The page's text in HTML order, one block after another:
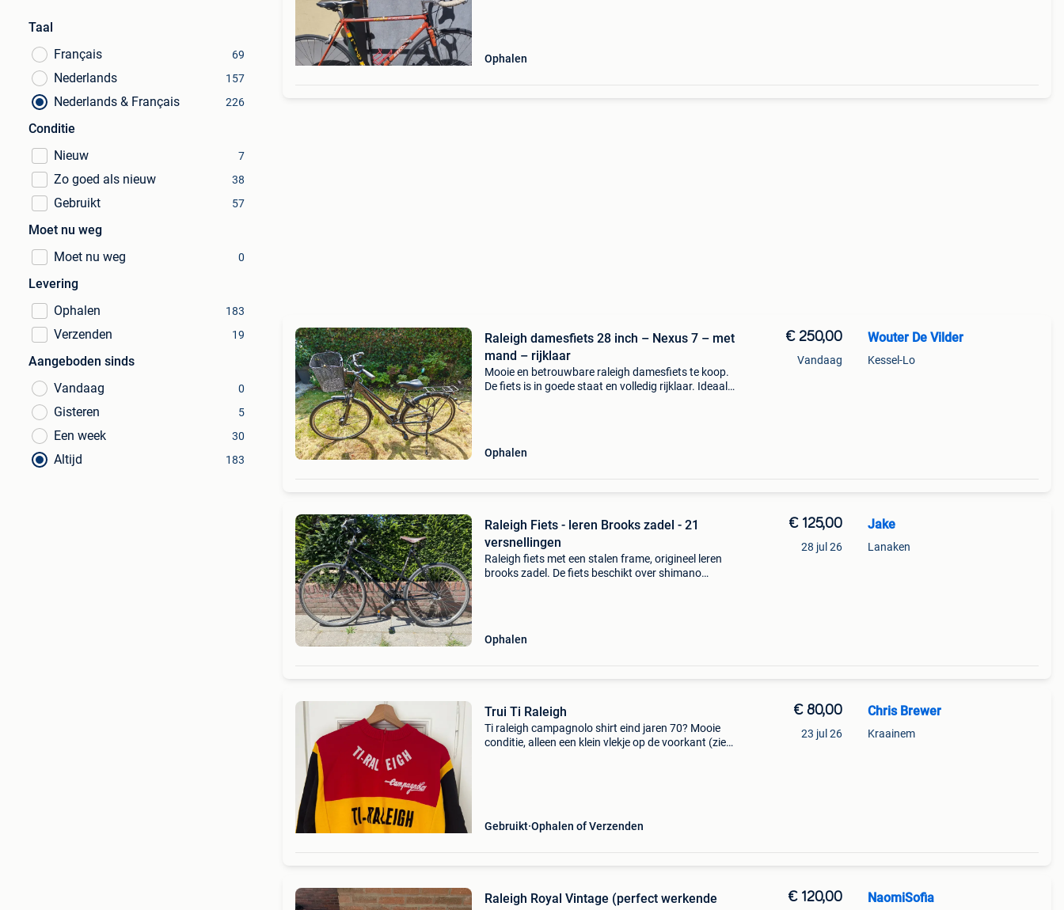
Taal
Français
69
Nederlands 157
Nederlands & Français 226
Conditie
Nieuw
7
Zo goed als nieuw 38
Gebruikt 57
Moet nu weg
Moet nu weg
0
Levering
Ophalen
183
Verzenden 19
Aangeboden sinds
Vandaag
0
Gisteren 5
Een week 30
Altijd 183
Ophalen
Raleigh damesfiets 28 inch – Nexus 7 – met
mand – rijklaar
Mooie en betrouwbare raleigh damesfiets te koop.
De fiets is in goede staat en volledig rijklaar. Ideaal
Ophalen
€ 250,00
Vandaag
Wouter De Vilder
Kessel-Lo
Raleigh Fiets - leren Brooks zadel - 21
versnellingen
Raleigh fiets met een stalen frame, origineel leren
brooks zadel. De fiets beschikt over shimano
Ophalen
€ 125,00
28 jul 26
Jake
Lanaken
Trui Ti Raleigh
Ti raleigh campagnolo shirt eind jaren 70? Mooie
conditie, alleen een klein vlekje op de voorkant (zie
Gebruikt Ophalen of Verzenden
€ 80,00
23 jul 26
Chris Brewer
Kraainem
Raleigh Royal Vintage (perfect werkende
€ 120,00 NaomiSofia